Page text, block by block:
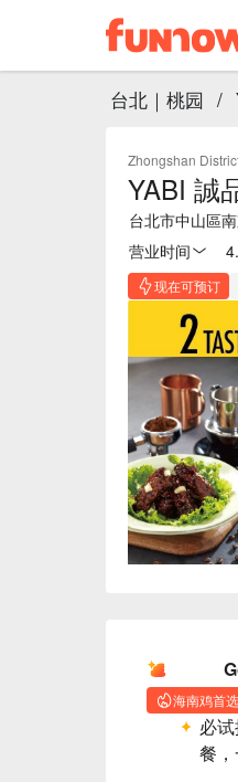
台北｜桃园 /
Zhongshan
YABI 誠
台北市中山區
营业时间
现在可预订
海南鸡首选
必试
餐，